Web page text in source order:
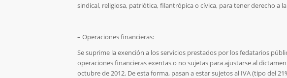
sindical, religiosa, patriótica, filantrópica o cívica, para tener derecho a
– Operaciones financieras:
Se suprime la exención a los servicios prestados por los fedatarios
operaciones financieras exentas o no sujetas para ajustarse al
octubre de 2012. De esta forma, pasan a estar sujetos al IVA (tipo del